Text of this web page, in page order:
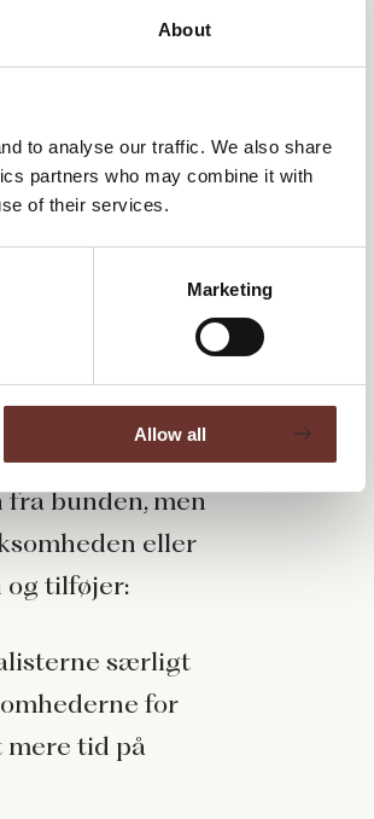
About
to analyse our traffic. We also share
partners who may combine it with
of their services.
Marketing
Allow all
nødvendigvis
med, at
for at
at
eller
er det sjældent
bunden, men
eller
og tilføjer:
særligt
for
mere tid på